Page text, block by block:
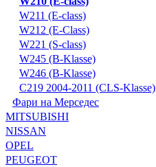
W211 (E-class)
W212 (E-Class)
W221 (S-class)
W245 (B-Klasse)
W246 (B-Klasse)
С219 2004-2011 (CLS-Klasse)
Фари на Мерседес
MITSUBISHI
NISSAN
OPEL
PEUGEOT